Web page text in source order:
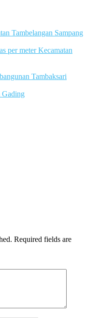
Tambelangan Sampang
per meter Kecamatan
Tambaksari
Gading
Required fields are